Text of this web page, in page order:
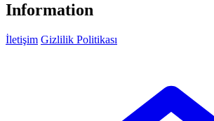
Information
İletişim Gizlilik Politikası